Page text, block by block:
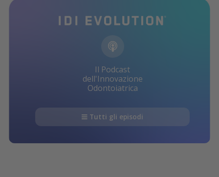
Il Podcast
dell'Innovazione
Odontoiatrica
Tutti gli episodi